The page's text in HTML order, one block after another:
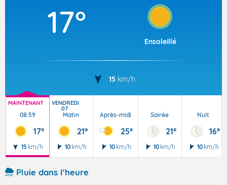
17°
Ensoleillé
15 km/h
MAINTENANT
08:59
17°
15 km/h
VENDREDI
07
Matin
21°
10 km/h
Après-midi
25°
10 km/h
Soirée
21°
10 km/h
Nuit
16°
10 km/h
Pluie dans l'heure